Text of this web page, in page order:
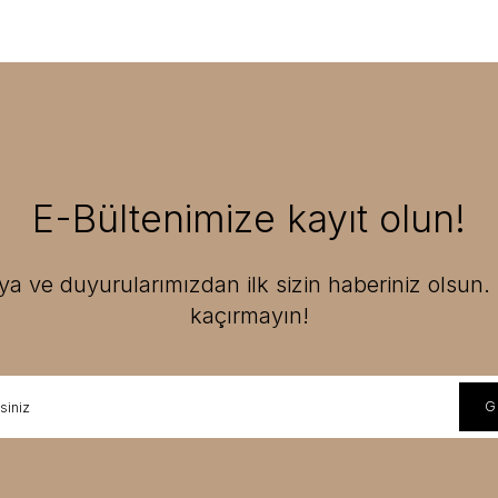
E-Bültenimize kayıt olun!
ve duyurularımızdan ilk sizin haberiniz olsun.
kaçırmayın!